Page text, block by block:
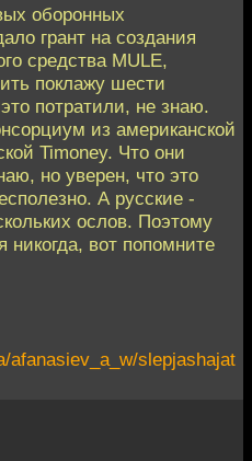
оборонных
грант на создания
средства MULE,
поклажу шести
потратили, не знаю.
из американской
Timoney. Что они
но уверен, что это
А русские -
ослов. Поэтому
вот попомните
afanasiev_a_w/slepjashajat